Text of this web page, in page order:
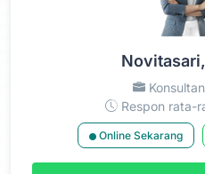
Respon rata-
Online Sekarang